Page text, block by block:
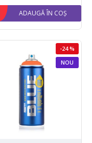
ADAUGĂ ÎN COȘ
NOU
-24 %